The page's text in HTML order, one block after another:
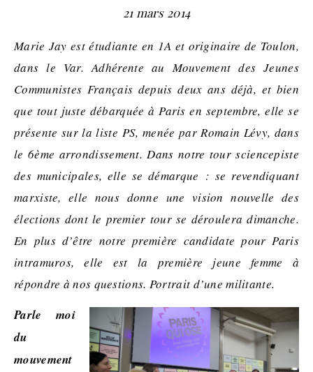
21 mars 2014
Marie Jay est étudiante en 1A et originaire de Toulon,
dans le Var. Adhérente au Mouvement des Jeunes
Communistes Français depuis deux ans déjà, et bien
que tout juste débarquée à Paris en septembre, elle se
présente sur la liste PS, menée par Romain Lévy, dans
le 6ème arrondissement. Dans notre tour sciencepiste
des municipales, elle se démarque : se revendiquant
marxiste, elle nous donne une vision nouvelle des
élections dont le premier tour se déroulera dimanche.
En plus d’être notre première candidate pour Paris
intramuros, elle est la première jeune femme à
répondre à nos questions. Portrait d’une militante.
Parle moi
du
mouvement